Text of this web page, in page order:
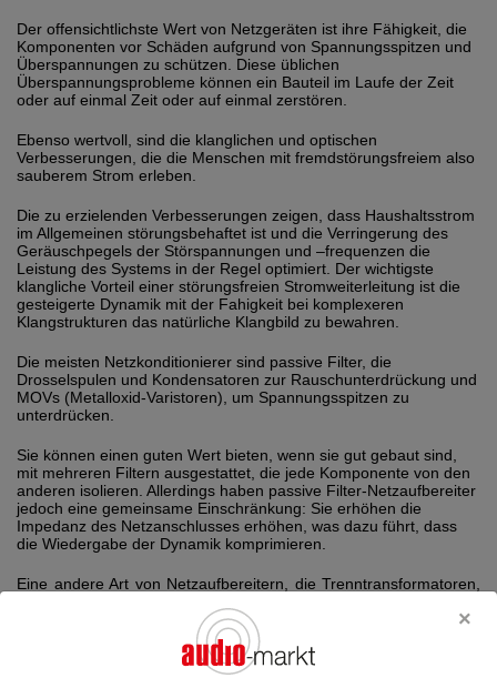
Der offensichtlichste Wert von Netzgeräten ist ihre Fähigkeit, die
Komponenten vor Schäden aufgrund von Spannungsspitzen und
Überspannungen zu schützen. Diese üblichen
Überspannungsprobleme können ein Bauteil im Laufe der Zeit
oder auf einmal Zeit oder auf einmal zerstören.
Ebenso wertvoll, sind die klanglichen und optischen
Verbesserungen, die die Menschen mit fremdstörungsfreiem also
sauberem Strom erleben.
Die zu erzielenden Verbesserungen zeigen, dass Haushaltsstrom
im Allgemeinen störungsbehaftet ist und die Verringerung des
Geräuschpegels der Störspannungen und –frequenzen die
Leistung des Systems in der Regel optimiert. Der wichtigste
klangliche Vorteil einer störungsfreien Stromweiterleitung ist die
gesteigerte Dynamik mit der Fahigkeit bei komplexeren
Klangstrukturen das natürliche Klangbild zu bewahren.
Die meisten Netzkonditionierer sind passive Filter, die
Drosselspulen und Kondensatoren zur Rauschunterdrückung und
MOVs (Metalloxid-Varistoren), um Spannungsspitzen zu
unterdrücken.
Sie können einen guten Wert bieten, wenn sie gut gebaut sind,
mit mehreren Filtern ausgestattet, die jede Komponente von den
anderen isolieren. Allerdings haben passive Filter-Netzaufbereiter
jedoch eine gemeinsame Einschränkung: Sie erhöhen die
Impedanz des Netzanschlusses erhöhen, was dazu führt, dass
die Wiedergabe der Dynamik komprimieren.
Eine andere Art von Netzaufbereitern, die Trenntransformatoren,
Vorteil, dass sie die Netzimpedanz nicht erhöhen.
Trenntransformatoren, wie z. B. die von Torus-Power, sind die
einzige Art von Netzaufbereitungsgeräten, die die Netzimpedanz
tatsächlich verringern kann, was zu einer größeren Stromabgabe